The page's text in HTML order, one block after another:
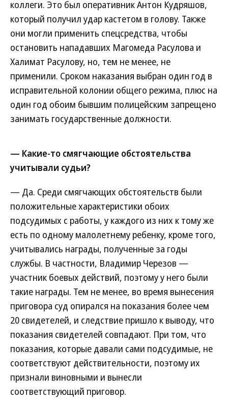
коллеги. Это был оперативник Антон Кудряшов,
который получил удар кастетом в голову. Также
они могли применить спецсредства, чтобы
остановить нападавших Магомеда Расулова и
Халимат Расулову, но, тем не менее, не
применили. Сроком наказания выбран один год в
исправительной колонии общего режима, плюс на
один год обоим бывшим полицейским запрещено
занимать государственные должности.
— Какие-то смягчающие обстоятельства
учитывали судьи?
— Да. Среди смягчающих обстоятельств были
положительные характеристики обоих
подсудимых с работы, у каждого из них к тому же
есть по одному малолетнему ребенку, кроме того,
учитывались награды, полученные за годы
службы. В частности, Владимир Черезов —
участник боевых действий, поэтому у него были
такие награды. Тем не менее, во время вынесения
приговора суд опирался на показания более чем
20 свидетелей, и следствие пришло к выводу, что
показания свидетелей совпадают. При том, что
показания, которые давали сами подсудимые, не
соответствуют действительности, поэтому их
признали виновными и вынесли
соответствующий приговор.